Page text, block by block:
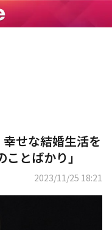
せな結婚生活を
とばかり」
2023/11/25 18:21